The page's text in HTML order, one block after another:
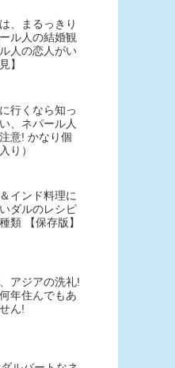
、まるっきり
ル人の結婚観
ル人の恋人がい
】
行くなら知っ
、ネパール人
意! かなり個
り）
インド料理に
ダルのレシピ
類 【保存版】
アジアの洗礼!
年住んでもあ
ん!